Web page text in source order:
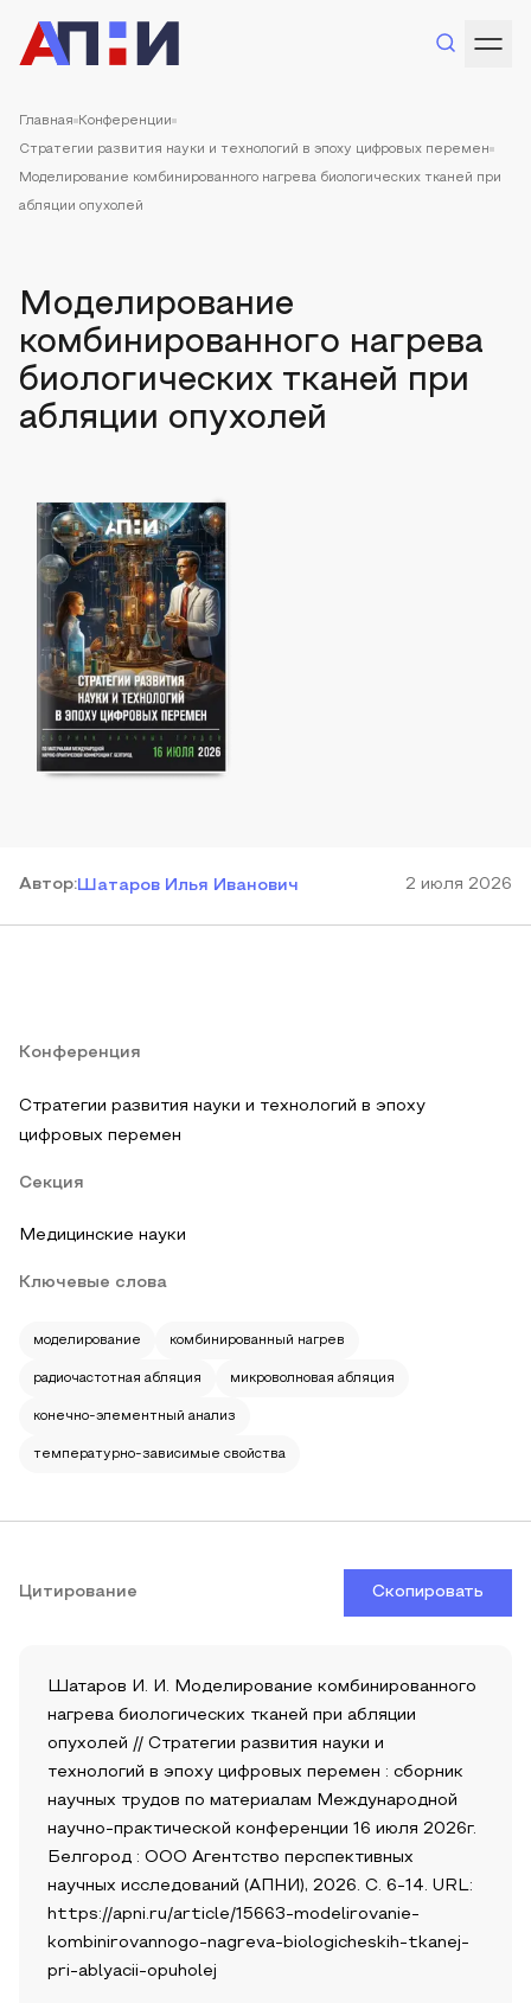
Главная Конференции
Стратегии развития науки и технологий в эпоху цифровых перемен
Моделирование комбинированного нагрева биологических тканей при
абляции опухолей
Моделирование
комбинированного нагрева
биологических тканей при
абляции опухолей
Автор:Шатаров Илья Иванович 2 июля 2026
Конференция
Стратегии развития науки и технологий в эпоху
цифровых перемен
Секция
Медицинские науки
Ключевые слова
моделирование комбинированный нагрев
радиочастотная абляция микроволновая абляция
конечно-элементный анализ
температурно-зависимые свойства
Цитирование Скопировать
Шатаров И. И. Моделирование комбинированного
нагрева биологических тканей при абляции
опухолей // Стратегии развития науки и
технологий в эпоху цифровых перемен : сборник
научных трудов по материалам Международной
научно-практической конференции 16 июля 2026г.
Белгород : ООО Агентство перспективных
научных исследований (АПНИ), 2026. С. 6-14. URL:
https://apni.ru/article/15663-modelirovanie-
kombinirovannogo-nagreva-biologicheskih-tkanej-
pri-ablyacii-opuholej